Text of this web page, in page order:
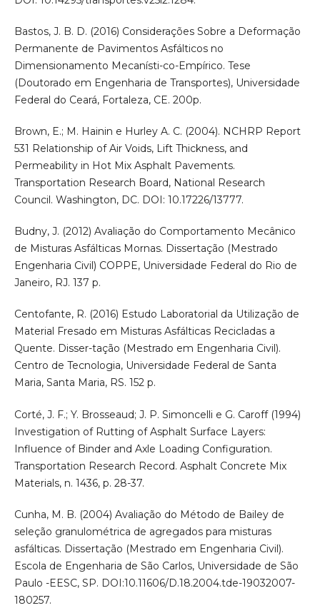
Bastos, J. B. D. (2016) Considerações Sobre a Deformação
Permanente de Pavimentos Asfálticos no
Dimensionamento Mecanísti-co-Empírico. Tese
(Doutorado em Engenharia de Transportes), Universidade
Federal do Ceará, Fortaleza, CE. 200p.
Brown, E.; M. Hainin e Hurley A. C. (2004). NCHRP Report
531 Relationship of Air Voids, Lift Thickness, and
Permeability in Hot Mix Asphalt Pavements.
Transportation Research Board, National Research
Council. Washington, DC. DOI: 10.17226/13777.
Budny, J. (2012) Avaliação do Comportamento Mecânico
de Misturas Asfálticas Mornas. Dissertação (Mestrado
Engenharia Civil) COPPE, Universidade Federal do Rio de
Janeiro, RJ. 137 p.
Centofante, R. (2016) Estudo Laboratorial da Utilização de
Material Fresado em Misturas Asfálticas Recicladas a
Quente. Disser-tação (Mestrado em Engenharia Civil).
Centro de Tecnologia, Universidade Federal de Santa
Maria, Santa Maria, RS. 152 p.
Corté, J. F.; Y. Brosseaud; J. P. Simoncelli e G. Caroff (1994)
Investigation of Rutting of Asphalt Surface Layers:
Influence of Binder and Axle Loading Configuration.
Transportation Research Record. Asphalt Concrete Mix
Materials, n. 1436, p. 28-37.
Cunha, M. B. (2004) Avaliação do Método de Bailey de
seleção granulométrica de agregados para misturas
asfálticas. Dissertação (Mestrado em Engenharia Civil).
Escola de Engenharia de São Carlos, Universidade de São
Paulo -EESC, SP. DOI:10.11606/D.18.2004.tde-19032007-
180257.